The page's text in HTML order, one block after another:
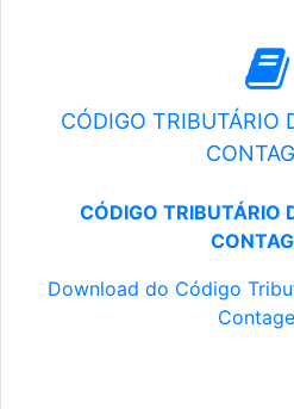
CÓDIGO TRIBUTÁRIO
CÓDIGO TRIBUTÁRIO
Download do Código